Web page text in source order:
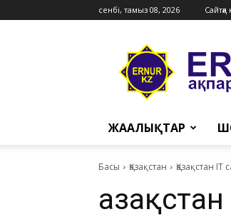
сенбі, тамыз 08, 2026 Сайтқа
Ernur
Press
ЖАҢАЛЫҚТАР
Басы Қазақстан Қазақстан